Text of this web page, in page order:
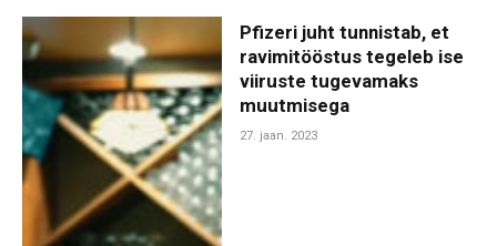
Pfizeri juht tunnistab, et
ravimitööstus tegeleb ise
viiruste tugevamaks
muutmisega
27. jaan. 2023